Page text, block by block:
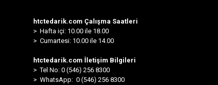
htctedarik.com Çalışma Saatleri
> Hafta içi: 10.00 ile 18.00
> Cumartesi: 10.00 ile 14.00
htctedarik.com İletişim Bilgileri
> Tel No: 0 (546) 256 8300
> WhatsApp: 0 (546) 256 8300